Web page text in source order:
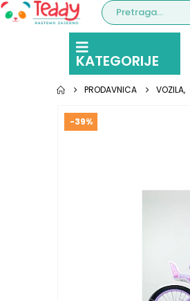
KATEGORIJE
PRODAVNICA VOZILA,
-39%